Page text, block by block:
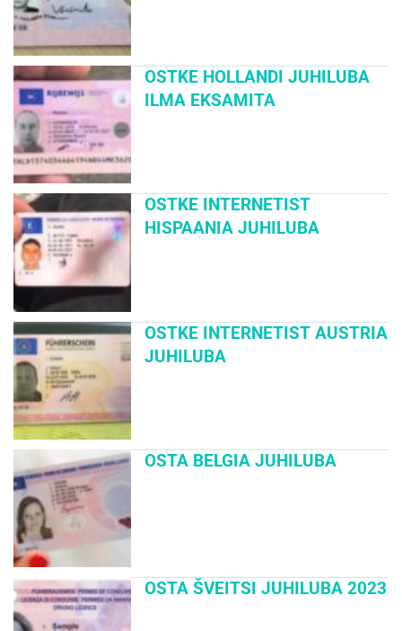
OSTKE HOLLANDI JUHILUBA
ILMA EKSAMITA
OSTKE INTERNETIST
HISPAANIA JUHILUBA
OSTKE INTERNETIST AUSTRIA
JUHILUBA
OSTA BELGIA JUHILUBA
OSTA ŠVEITSI JUHILUBA 2023